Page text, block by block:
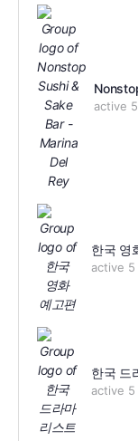
active
한국 영
active
한국 드
active